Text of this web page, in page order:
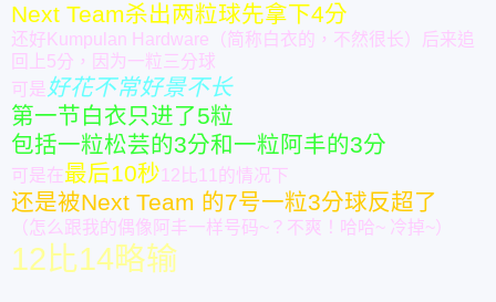
Next Team杀出两粒球先拿下4分
还好Kumpulan Hardware（简称白衣的，不然很长）后来追
回上5分，因为一粒三分球
可是 好花不常好景不长
第一节白衣只进了5粒
包括一粒松芸的3分和一粒阿丰的3分
可是在最后10秒12比11的情况下
还是被Next Team 的7号一粒3分球反超了
（怎么跟我的偶像阿丰一样号码~？不爽！哈哈~ 冷掉~）
12比14略输